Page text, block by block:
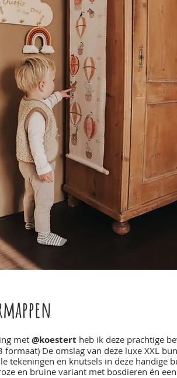
met @koestert heb ik deze prachtige
formaat) De omslag van deze luxe XXL
tekeningen en knutsels in deze handige
en bruine variant met bosdieren én